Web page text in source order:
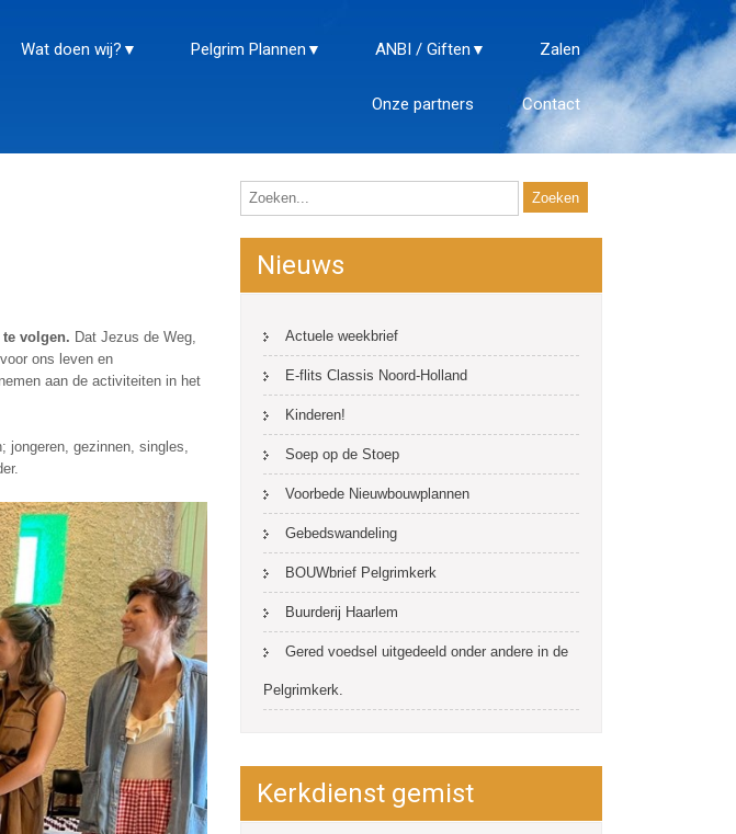
Wat doen wij? Pelgrim Plannen ANBI / Giften Zalen
Onze partners Contact
volgen. Dat Jezus de Weg,
ons leven en
aan de activiteiten in het
jongeren, gezinnen, singles,
Nieuws
Actuele weekbrief
E-flits Classis Noord-Holland
Kinderen!
Soep op de Stoep
Voorbede Nieuwbouwplannen
Gebedswandeling
BOUWbrief Pelgrimkerk
Buurderij Haarlem
Gered voedsel uitgedeeld onder andere in de
Pelgrimkerk.
Kerkdienst gemist